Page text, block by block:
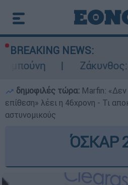
BREAKING NEWS:
Ζάκυνθος: Τι απαντά
δημοφιλές τώρα: Marfin:
επίθεση» λέει η 46χρονη - Τι
αστυνομικούς
ΌΣΚΑΡ